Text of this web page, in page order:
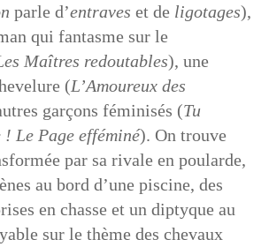
parle d’entraves et de ligotages),
qui fantasme sur le
Maîtres redoutables), une
(L’Amoureux des
garçons féminisés (Tu
! Le Page efféminé). On trouve
par sa rivale en poularde,
au bord d’une piscine, des
en chasse et un diptyque au
sur le thème des chevaux